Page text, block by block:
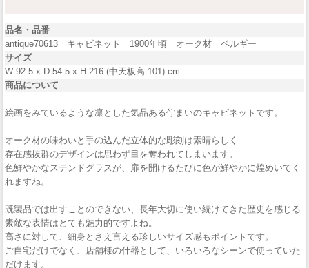
品名・品番
antique70613 キャビネット 1900年頃 オーク材 ベルギー
サイズ
W 92.5 x D 54.5 x H 216 (中天板高 101) cm
商品について
絵画をみているような凛とした気品ある佇まいのキャビネットです。
オーク材の味わいと手の込んだ立体的な彫刻は素晴らしく
存在感抜群のデザインは思わず目を奪われてしまいます。
色鮮やかなステンドグラスが、扉を開けるたびに色が鮮やかに煌めいてく
れますね。
既製品では出すことのできない、長年大切に使い続けてきた歴史を感じる
素敵な表情はとても魅力的ですよね。
高さに対して、細身とさえ言える珍しいサイズ感もポイントです。
ご自宅だけでなく、店舗様の什器として、いろいろなシーンで使っていた
だけます。